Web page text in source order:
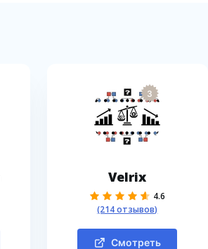
3
Velrix
4.6
(214 отзывов)
Смотреть